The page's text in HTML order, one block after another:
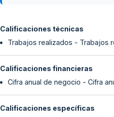
Calificaciones técnicas
Trabajos realizados - Trabajos
Calificaciones financieras
Cifra anual de negocio - Cifra
Calificaciones específicas